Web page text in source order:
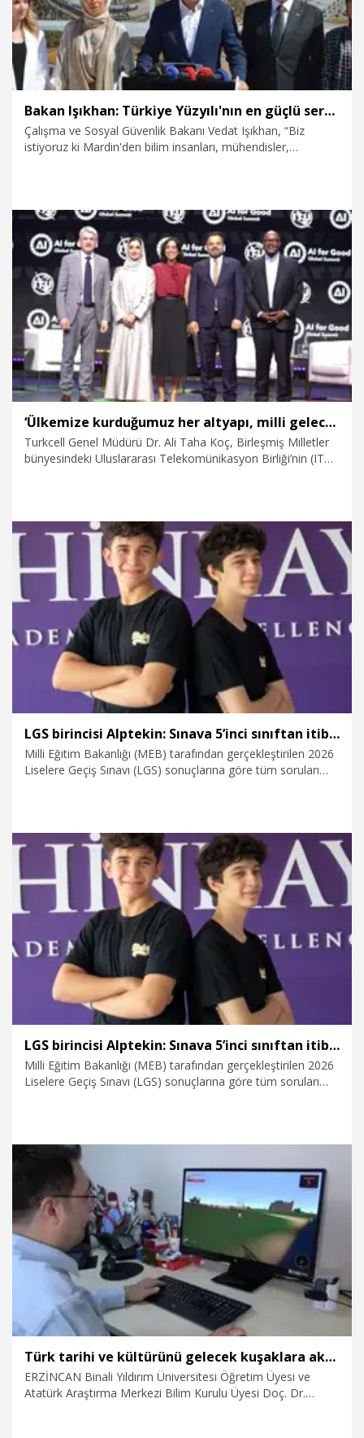
Bakan Işıkhan: Türkiye Yüzyılı'nın en güçlü sermayesi, iyi yetişmiş gençler olacaktır
Çalışma ve Sosyal Güvenlik Bakanı Vedat Işıkhan, “Biz
istiyoruz ki Mardin'den bilim insanları, mühendisler,
Sancar’lar yetişmeye devam etsin. Zira Türkiye Yüzyılı'nın en
güçlü sermayesi, iyi yetişmiş gençler olacaktır. Mardin de
Türkiye de buna fazlasıyla layıktır” dedi.
11.07.2026 Politika
‘Ülkemize kurduğumuz her altyapı, milli geleceğimize atılmış stratejik bir imza’
Turkcell Genel Müdürü Dr. Ali Taha Koç, Birleşmiş Milletler
bünyesindeki Uluslararası Telekomünikasyon Birliği’nin (ITU)
yatırımları hakkında önemli açıklamalarda bulundu. Koç,
“Ülkemize kurduğumuz her altyapı, milli geleceğimize atılmış
stratejik bir imza” dedi.
10.07.2026 Ekonomi
LGS birincisi Alptekin: Sınava 5’inci sınıftan itibaren deneme testleri çözerek hazırlandım
Milli Eğitim Bakanlığı (MEB) tarafından gerçekleştirilen 2026
Liselere Geçiş Sınavı (LGS) sonuçlarına göre tüm soruları
ve yazılım gibi alanlarda kendimi geliştirerek ülkeme faydalı
bir birey olmak istiyorum” dedi. LGS birincilerinden Yağız
Tamer Kostik ise, “Dersleri tamamen derste dinledim”
ifadelerini kullandı.
10.07.2026 Video
LGS birincisi Alptekin: Sınava 5’inci sınıftan itibaren deneme testleri çözerek hazırlandım
Milli Eğitim Bakanlığı (MEB) tarafından gerçekleştirilen 2026
Liselere Geçiş Sınavı (LGS) sonuçlarına göre tüm soruları
ve yazılım gibi alanlarda kendimi geliştirerek ülkeme faydalı
bir birey olmak istiyorum” dedi. LGS birincilerinden Yağız
Tamer Kostik ise, “Dersleri tamamen derste dinledim”
ifadelerini kullandı.
10.07.2026 Eğitim
Türk tarihi ve kültürünü gelecek kuşaklara aktarmak için yapay zeka destekli metaverse oyun geliştirdi
ERZİNCAN Binali Yıldırım Üniversitesi Öğretim Üyesi ve
Atatürk Araştırma Merkezi Bilim Kurulu Üyesi Doç. Dr.